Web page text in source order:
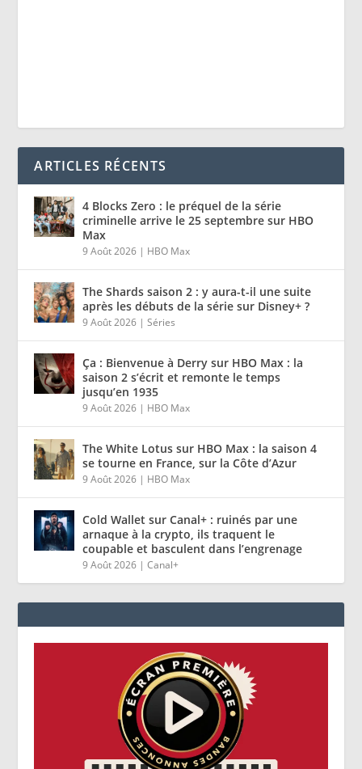
ARTICLES RÉCENTS
4 Blocks Zero : le préquel de la série
criminelle arrive le 25 septembre sur HBO
Max
9 Août 2026 | HBO Max
The Shards saison 2 : y aura-t-il une suite
après les débuts de la série sur Disney+ ?
9 Août 2026 |Séries
Ça : Bienvenue à Derry sur HBO Max : la
saison 2 s’écrit et remonte le temps
jusqu’en 1935
9 Août 2026 | HBO Max
The White Lotus sur HBO Max : la saison 4
se tourne en France, sur la Côte d’Azur
9 Août 2026 | HBO Max
Cold Wallet sur Canal+ : ruinés par une
arnaque à la crypto, ils traquent le
coupable et basculent dans l’engrenage
9 Août 2026 |Canal+